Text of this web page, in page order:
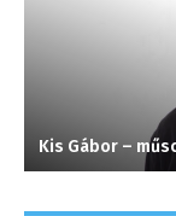
Kis Gábor –